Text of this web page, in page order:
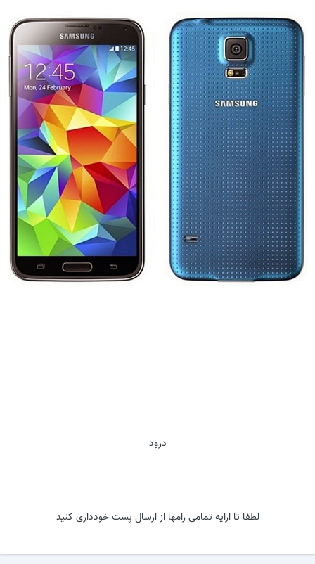
درود
لطفا تا ارایه تمامی رامها از ارسال پست خودداری کنید